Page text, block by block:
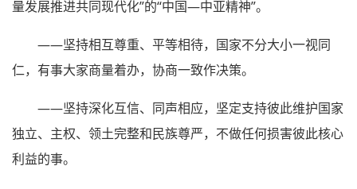
量发展推进共同现代化”的“中国—中亚精神”。
——坚持相互尊重、平等相待，国家不分大小一视同
仁，有事大家商量着办，协商一致作决策。
——坚持深化互信、同声相应，坚定支持彼此维护国家
独立、主权、领土完整和民族尊严，不做任何损害彼此核心
利益的事。